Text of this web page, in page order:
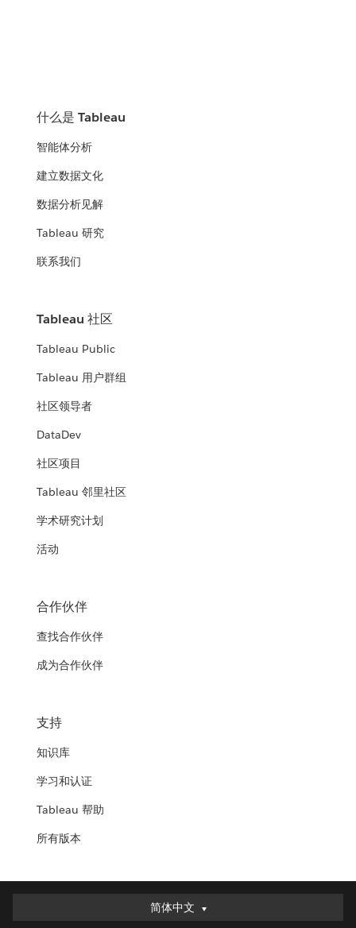
什么是 Tableau
智能体分析
建立数据文化
数据分析见解
Tableau 研究
联系我们
Tableau 社区
Tableau Public
Tableau 用户群组
社区领导者
DataDev
社区项目
Tableau 邻里社区
学术研究计划
活动
合作伙伴
查找合作伙伴
成为合作伙伴
支持
知识库
学习和认证
Tableau 帮助
所有版本
简体中文
简体中文